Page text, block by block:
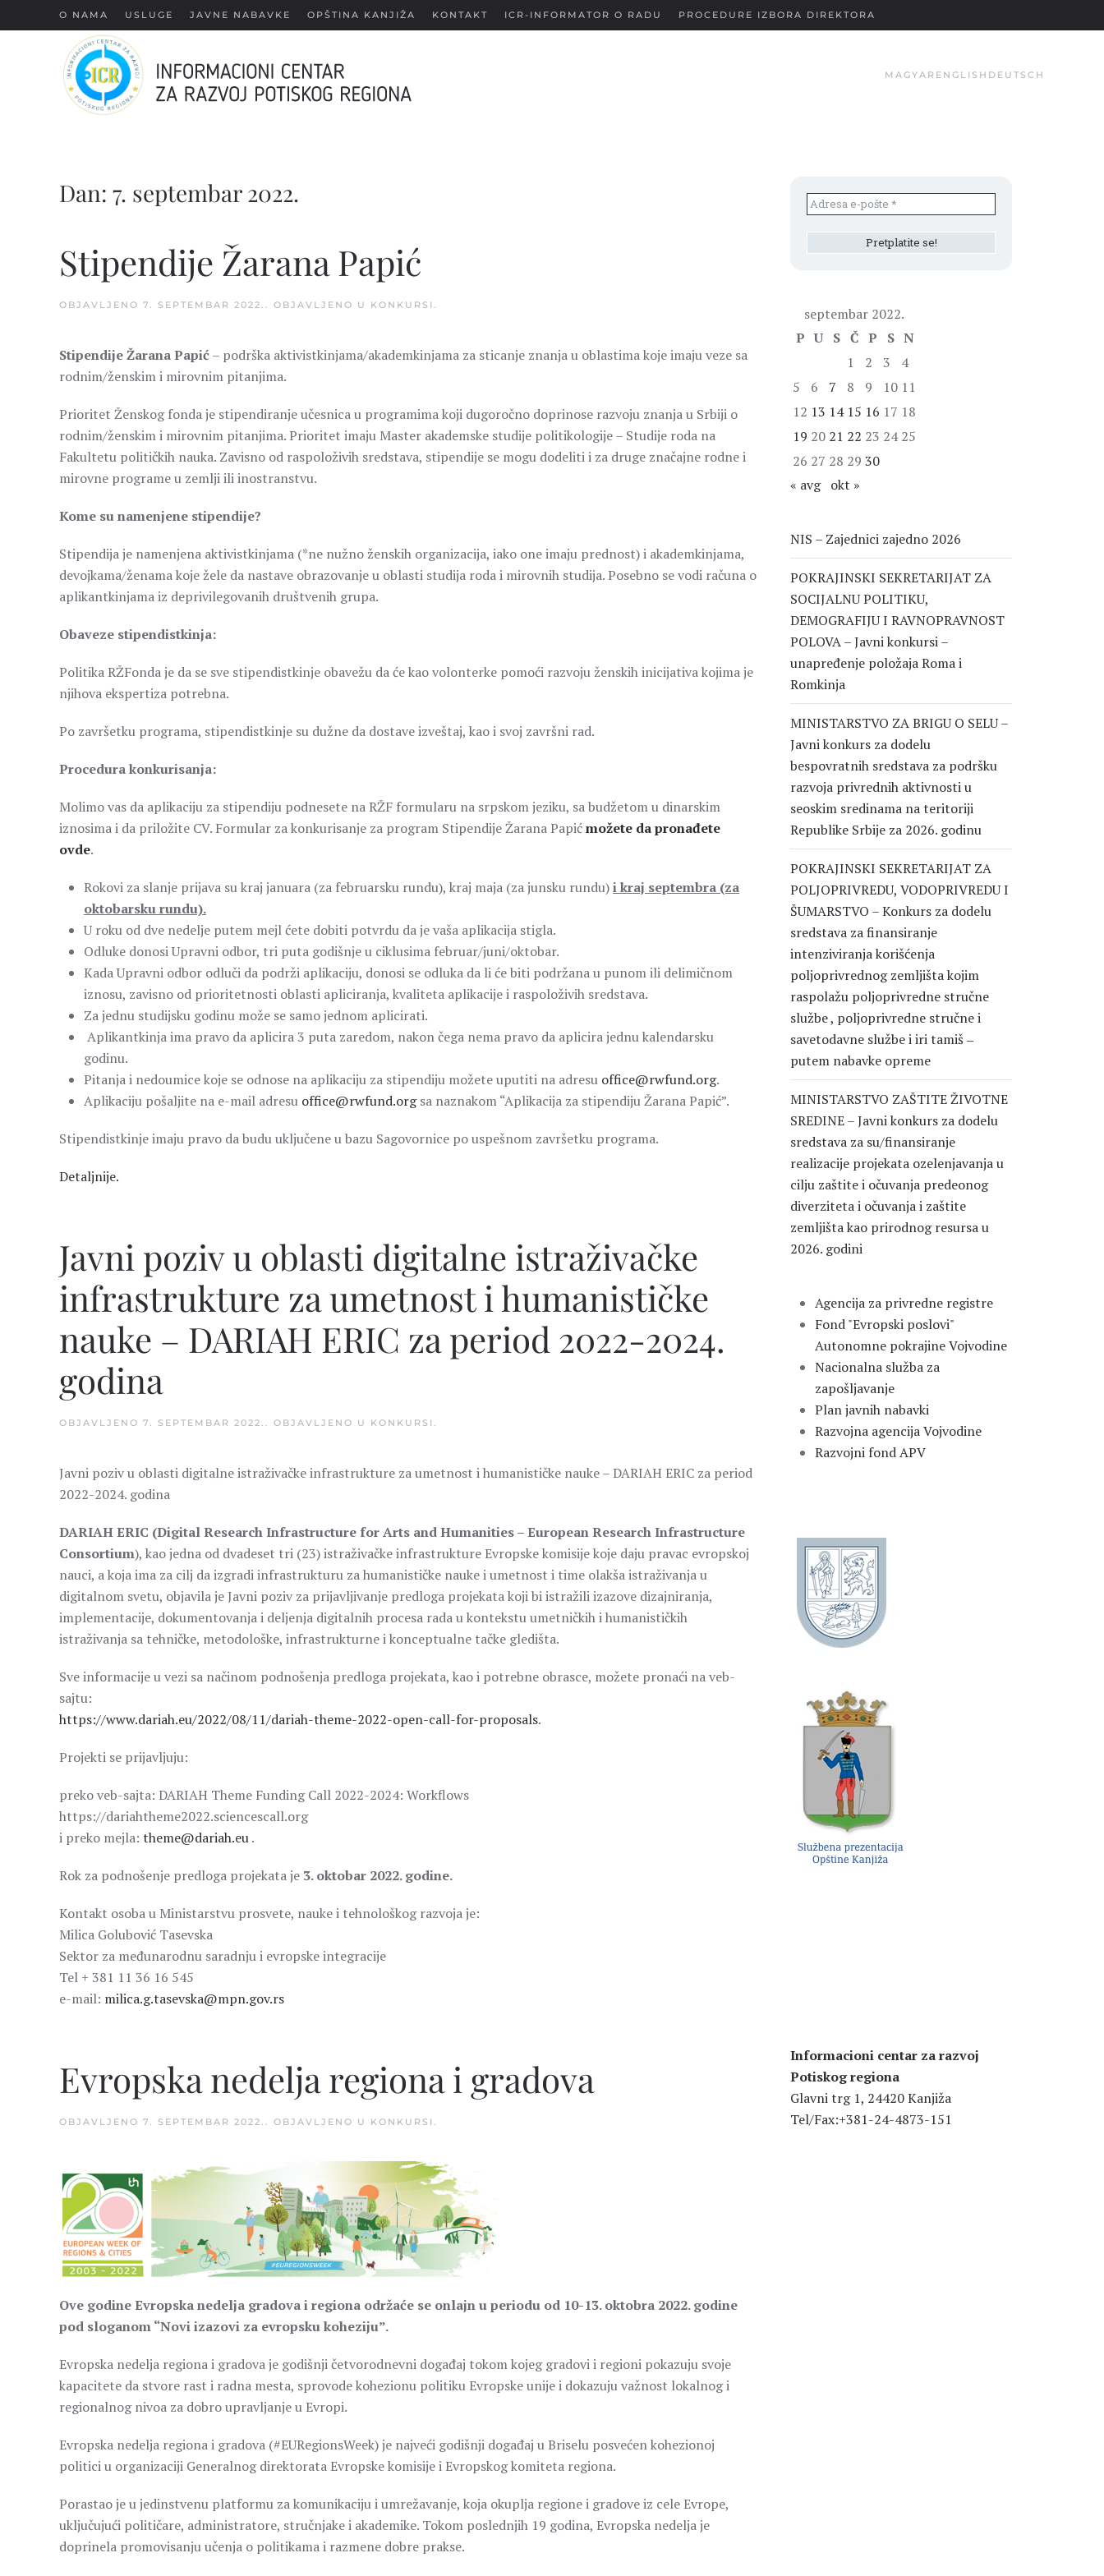
content
О NAMA USLUGE JAVNE NABAVKE OPŠTINA KANJIŽA KONTAKT ICR-INFORMATOR O RADU PROCEDURE IZBORA DIREKTORA
MAGYAR ENGLISH DEUTSCH
Dan: 7. septembar 2022.
Stipendije Žarana Papić
OBJAVLJENO 7. SEPTEMBAR 2022. . OBJAVLJENO U KONKURSI .
Stipendije Žarana Papić– podrška aktivistkinjama/akademkinjama za sticanje znanja u oblastima koje imaju veze sa
rodnim/ženskim i mirovnim pitanjima.
Prioritet Ženskog fonda je stipendiranje učesnica u programima koji dugoročno doprinose razvoju znanja u Srbiji o
rodnim/ženskim i mirovnim pitanjima. Prioritet imaju Master akademske studije politikologije – Studije roda na
Fakultetu političkih nauka. Zavisno od raspoloživih sredstava, stipendije se mogu dodeliti i za druge značajne rodne i
mirovne programe u zemlji ili inostranstvu.
Kome su namenjene stipendije?
Stipendija je namenjena aktivistkinjama (*ne nužno ženskih organizacija, iako one imaju prednost) i akademkinjama,
devojkama/ženama koje žele da nastave obrazovanje u oblasti studija roda i mirovnih studija. Posebno se vodi računa o
aplikantkinjama iz deprivilegovanih društvenih grupa.
Obaveze stipendistkinja:
Politika RŽFonda je da se sve stipendistkinje obavežu da će kao volonterke pomoći razvoju ženskih inicijativa kojima je
njihova ekspertiza potrebna.
Po završetku programa, stipendistkinje su dužne da dostave izveštaj, kao i svoj završni rad.
Procedura konkurisanja:
Molimo vas da aplikaciju za stipendiju podnesete na RŽF formularu na srpskom jeziku, sa budžetom u dinarskim
iznosima i da priložite CV. Formular za konkurisanje za program Stipendije Žarana Papićmožete da pronađete
ovde.
Rokovi za slanje prijava su kraj januara (za februarsku rundu), kraj maja (za junsku rundu)i kraj septembra (za
oktobarsku rundu).
U roku od dve nedelje putem mejl ćete dobiti potvrdu da je vaša aplikacija stigla.
Odluke donosi Upravni odbor, tri puta godišnje u ciklusima februar/juni/oktobar.
Kada Upravni odbor odluči da podrži aplikaciju, donosi se odluka da li će biti podržana u punom ili delimičnom
iznosu, zavisno od prioritetnosti oblasti apliciranja, kvaliteta aplikacije i raspoloživih sredstava.
Za jednu studijsku godinu može se samo jednom aplicirati.
Aplikantkinja ima pravo da aplicira 3 puta zaredom, nakon čega nema pravo da aplicira jednu kalendarsku
godinu.
Pitanja i nedoumice koje se odnose na aplikaciju za stipendiju možete uputiti na adresu office@rwfund.org.
Aplikaciju pošaljite na e-mail adresu office@rwfund.orgsa naznakom “Aplikacija za stipendiju Žarana Papić”.
Stipendistkinje imaju pravo da budu uključene u bazu Sagovornice po uspešnom završetku programa.
Detaljnije.
Javni poziv u oblasti digitalne istraživačke
infrastrukture za umetnost i humanističke
nauke – DARIAH ERIC za period 2022-2024.
godina
OBJAVLJENO 7. SEPTEMBAR 2022. . OBJAVLJENO U KONKURSI .
Javni poziv u oblasti digitalne istraživačke infrastrukture za umetnost i humanističke nauke – DARIAH ERIC za period
2022-2024. godina
DARIAH ERIC (Digital Research Infrastructure for Arts and Humanities – European Research Infrastructure
Consortium), kao jedna od dvadeset tri (23) istraživačke infrastrukture Evropske komisije koje daju pravac evropskoj
nauci, a koja ima za cilj da izgradi infrastrukturu za humanističke nauke i umetnost i time olakša istraživanja u
digitalnom svetu, objavila je Javni poziv za prijavljivanje predloga projekata koji bi istražili izazove dizajniranja,
implementacije, dokumentovanja i deljenja digitalnih procesa rada u kontekstu umetničkih i humanističkih
istraživanja sa tehničke, metodološke, infrastrukturne i konceptualne tačke gledišta.
Sve informacije u vezi sa načinom podnošenja predloga projekata, kao i potrebne obrasce, možete pronaći na veb-
sajtu:
https://www.dariah.eu/2022/08/11/dariah-theme-2022-open-call-for-proposals.
Projekti se prijavljuju:
preko veb-sajta: DARIAH Theme Funding Call 2022-2024: Workflows
https://dariahtheme2022.sciencescall.org
i preko mejla: theme@dariah.eu.
Rok za podnošenje predloga projekata je 3. oktobar 2022. godine.
Kontakt osoba u Ministarstvu prosvete, nauke i tehnološkog razvoja je:
Milica Golubović Tasevska
Sektor za međunarodnu saradnju i evropske integracije
Tel + 381 11 36 16 545
e-mail: milica.g.tasevska@mpn.gov.rs
Evropska nedelja regiona i gradova
OBJAVLJENO 7. SEPTEMBAR 2022. . OBJAVLJENO U KONKURSI .
Ove godine Evropska nedelja gradova i regiona održaće se onlajn u periodu od 10-13. oktobra 2022. godine
pod sloganom “Novi izazovi za evropsku koheziju”.
Evropska nedelja regiona i gradova je godišnji četvorodnevni događaj tokom kojeg gradovi i regioni pokazuju svoje
kapacitete da stvore rast i radna mesta, sprovode kohezionu politiku Evropske unije i dokazuju važnost lokalnog i
regionalnog nivoa za dobro upravljanje u Evropi.
Evropska nedelja regiona i gradova (#EURegionsWeek) je najveći godišnji događaj u Briselu posvećen kohezionoj
politici u organizaciji Generalnog direktorata Evropske komisije i Evropskog komiteta regiona.
Porastao je u jedinstvenu platformu za komunikaciju i umrežavanje, koja okuplja regione i gradove iz cele Evrope,
uključujući političare, administratore, stručnjake i akademike. Tokom poslednjih 19 godina, Evropska nedelja je
doprinela promovisanju učenja o politikama i razmene dobre prakse.
septembar 2022.
P U S Č P S N
1
2 3
4
5
6 7 8 9 10 11
12 13 14 15 16 17 18
19 20 21 22 23 24 25
26 27 28 29 30
« avg okt »
NIS – Zajednici zajedno 2026
POKRAJINSKI SEKRETARIJAT ZA
SOCIJALNU POLITIKU,
DEMOGRAFIJU I RAVNOPRAVNOST
POLOVA – Javni konkursi –
unapređenje položaja Roma i
Romkinja
MINISTARSTVO ZA BRIGU O SELU –
Javni konkurs za dodelu
bespovratnih sredstava za podršku
razvoja privrednih aktivnosti u
seoskim sredinama na teritoriji
Republike Srbije za 2026. godinu
POKRAJINSKI SEKRETARIJAT ZA
POLJOPRIVREDU, VODOPRIVREDU I
ŠUMARSTVO – Konkurs za dodelu
sredstava za finansiranje
intenziviranja korišćenja
poljoprivrednog zemljišta kojim
raspolažu poljoprivredne stručne
službe , poljoprivredne stručne i
savetodavne službe i iri tamiš ‒
putem nabavke opreme
MINISTARSTVO ZAŠTITE ŽIVOTNE
SREDINE – Javni konkurs za dodelu
sredstava za su/finansiranje
realizacije projekata ozelenjavanja u
cilju zaštite i očuvanja predeonog
diverziteta i očuvanja i zaštite
zemljišta kao prirodnog resursa u
2026. godini
Agencija za privredne registre
Fond "Evropski poslovi"
Autonomne pokrajine Vojvodine
Nacionalna služba za
zapošljavanje
Plan javnih nabavki
Razvojna agencija Vojvodine
Razvojni fond APV
Informacioni centar za razvoj
Potiskog regiona
Glavni trg 1, 24420 Kanjiža
Tel/Fax:+381-24-4873-151